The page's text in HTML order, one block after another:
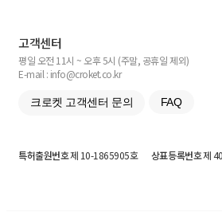
고객센터
평일 오전 11시 ~ 오후 5시 (주말, 공휴일 제외)
E-mail : info@croket.co.kr
크로켓 고객센터 문의 FAQ
특허출원번호제 10-1865905호 상표등록번호제